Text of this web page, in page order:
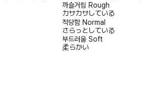
까슬거림 Rough
カサカサしている
적당함 Normal
さらっとしている
부드러움 Soft
柔らかい